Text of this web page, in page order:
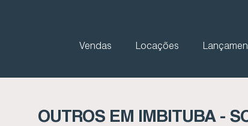
Locações
Vendas
OUTROS EM IMBITUBA -